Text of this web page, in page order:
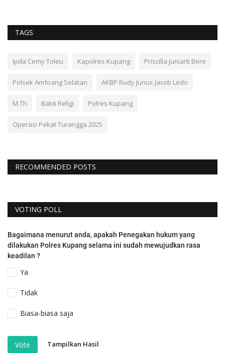
TAGS
Ipda Cemy Toleu Kapolres Kupang Priscilla Juniarti Bere
Polsek Amfoang Selatan AKBP Rudy Junus Jacob Ledo
M.Th Bakti Religi Polres Kupang
Operasi Pekat Turangga 2025
RECOMMENDED POSTS
VOTING POLL
Bagaimana menurut anda, apakah Penegakan hukum yang
dilakukan Polres Kupang selama ini sudah mewujudkan rasa
keadilan ?
Ya
Tidak
Biasa-biasa saja
Vote Tampilkan Hasil